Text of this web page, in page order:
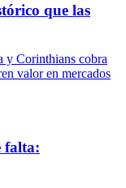
que las
y Corinthians cobra
valor en mercados
falta: